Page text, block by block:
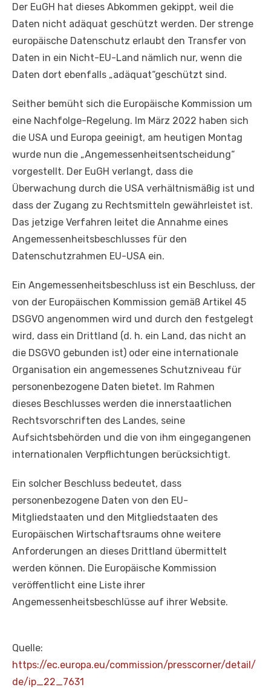
Der EuGH hat dieses Abkommen gekippt, weil die
Daten nicht adäquat geschützt werden. Der strenge
europäische Datenschutz erlaubt den Transfer von
Daten in ein Nicht-EU-Land nämlich nur, wenn die
Daten dort ebenfalls „adäquat“geschützt sind.
Seither bemüht sich die Europäische Kommission um
eine Nachfolge-Regelung. Im März 2022 haben sich
die USA und Europa geeinigt, am heutigen Montag
wurde nun die „Angemessenheitsentscheidung“
vorgestellt. Der EuGH verlangt, dass die
Überwachung durch die USA verhältnismäßig ist und
dass der Zugang zu Rechtsmitteln gewährleistet ist.
Das jetzige Verfahren leitet die Annahme eines
Angemessenheitsbeschlusses für den
Datenschutzrahmen EU-USA ein.
Ein Angemessenheitsbeschluss ist ein Beschluss, der
von der Europäischen Kommission gemäß Artikel 45
DSGVO angenommen wird und durch den festgelegt
wird, dass ein Drittland (d. h. ein Land, das nicht an
die DSGVO gebunden ist) oder eine internationale
Organisation ein angemessenes Schutzniveau für
personenbezogene Daten bietet. Im Rahmen
dieses Beschlusses werden die innerstaatlichen
Rechtsvorschriften des Landes, seine
Aufsichtsbehörden und die von ihm eingegangenen
internationalen Verpflichtungen berücksichtigt.
Ein solcher Beschluss bedeutet, dass
personenbezogene Daten von den EU-
Mitgliedstaaten und den Mitgliedstaaten des
Europäischen Wirtschaftsraums ohne weitere
Anforderungen an dieses Drittland übermittelt
werden können. Die Europäische Kommission
veröffentlicht eine Liste ihrer
Angemessenheitsbeschlüsse auf ihrer Website.
Quelle:
https://ec.europa.eu/commission/presscorner/detail/
de/ip_22_7631